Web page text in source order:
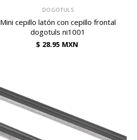
DOGOTULS
Mini cepillo latón con cepillo frontal
dogotuls ni1001
$ 28.95 MXN